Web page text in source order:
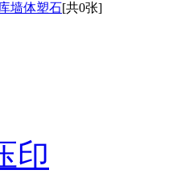
墙体塑石[共0张]
印